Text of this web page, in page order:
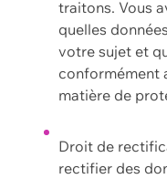
traitons. Vous
quelles
votre sujet et
conformément
matière de
Droit de
rectifier des